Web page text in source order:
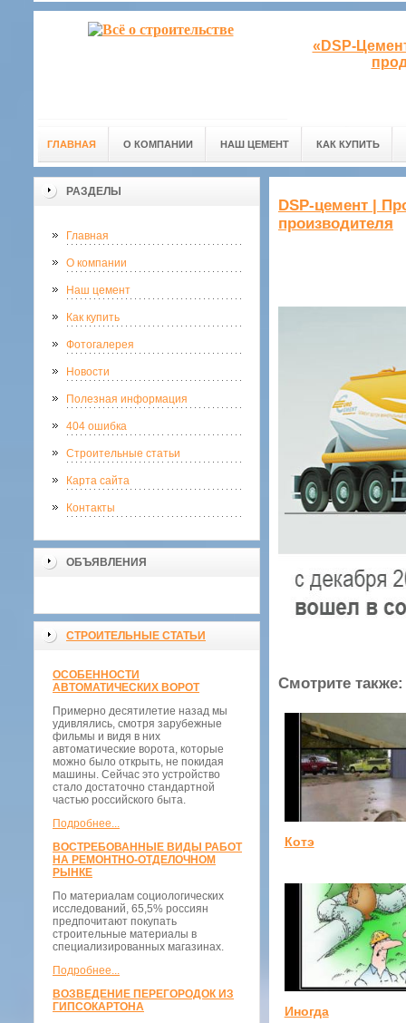
«DSP-
ГЛАВНАЯ О КОМПАНИИ НАШ ЦЕМЕНТ КАК КУПИТЬ
РАЗДЕЛЫ
Главная
О компании
Наш цемент
Как купить
Фотогалерея
Новости
Полезная информация
404 ошибка
Строительные статьи
Карта сайта
Контакты
ОБЪЯВЛЕНИЯ
СТРОИТЕЛЬНЫЕ СТАТЬИ
ОСОБЕННОСТИ
АВТОМАТИЧЕСКИХ ВОРОТ
Примерно десятилетие назад мы
удивлялись, смотря зарубежные
фильмы и видя в них
автоматические ворота, которые
можно было открыть, не покидая
машины. Сейчас это устройство
стало достаточно стандартной
частью российского быта.
Подробнее...
ВОСТРЕБОВАННЫЕ ВИДЫ РАБОТ
НА РЕМОНТНО-ОТДЕЛОЧНОМ
РЫНКЕ
По материалам социологических
исследований, 65,5% россиян
предпочитают покупать
строительные материалы в
специализированных магазинах.
Подробнее...
ВОЗВЕДЕНИЕ ПЕРЕГОРОДОК ИЗ
ГИПСОКАРТОНА
DSP-цемент |
производителя
Смотрите также:
Котэ
Иногда